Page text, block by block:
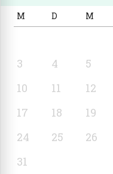
M D M
3
4 5
10
11 12
17
18 19
24
25 26
31